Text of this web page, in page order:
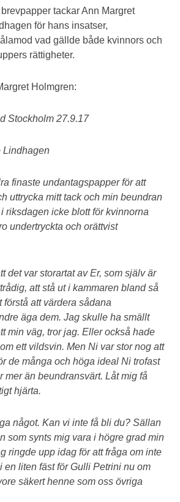
tackar Ann Margret
för hans insatser,
vad gällde både kvinnors och
rättigheter.
Holmgren:
Stockholm 27.9.17
Lindhagen
finaste undantagspapper för att
uttrycka mitt tack och min beundran
riksdagen icke blott för kvinnorna
undertryckta och orättvist
det var storartat av Er, som själv är
att stå ut i kammaren bland så
förstå att värdera sådana
äga dem. Jag skulle ha smällt
min väg, tror jag. Eller också hade
ett vildsvin. Men Ni var stor nog att
de många och höga ideal Ni trofast
mer än beundransvärt. Låt mig få
hjärta.
något. Kan vi inte få bli du? Sällan
som synts mig vara i högre grad min
ringde upp idag för att fråga om inte
en liten fäst för Gulli Petrini nu om
säkert henne som oss övriga